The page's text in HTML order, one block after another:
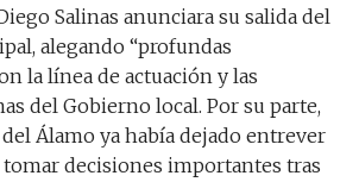
Salinas anunciara su salida del
alegando “profundas
la línea de actuación y las
del Gobierno local. Por su parte,
Álamo ya había dejado entrever
decisiones importantes tras